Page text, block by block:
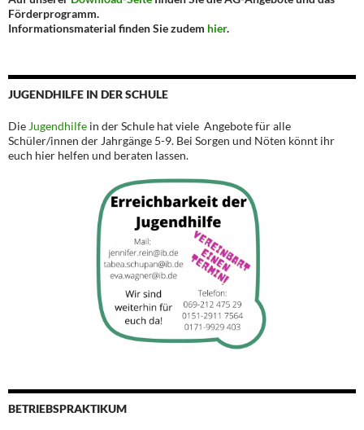
Förderprogramm.
Informationsmaterial finden Sie zudem hier.
JUGENDHILFE IN DER SCHULE
Die Jugendhilfe in der Schule hat viele Angebote für alle
Schüler/innen der Jahrgänge 5-9. Bei Sorgen und Nöten könnt ihr
euch hier helfen und beraten lassen.
BETRIEBSPRAKTIKUM